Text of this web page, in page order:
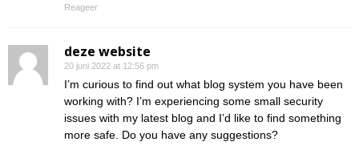
Reageer
deze website
20 juni 2022 at 12:56 pm
I’m curious to find out what blog system you have been
working with? I’m experiencing some small security
issues with my latest blog and I’d like to find something
more safe. Do you have any suggestions?